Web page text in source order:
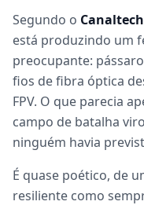
Segundo o
está produzindo um
preocupante:
fios de fibra óptica
FPV. O que parecia
campo de batalha
ninguém havia
É quase poético, de
resiliente como